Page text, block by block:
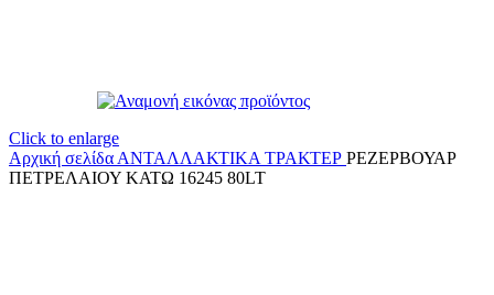
Click to enlarge
Αρχική σελίδα ΑΝΤΑΛΛΑΚΤΙΚΑ ΤΡΑΚΤΕΡ ΡΕΖΕΡΒΟΥΑΡ
ΠΕΤΡΕΛΑΙΟΥ ΚΑΤΩ 16245 80LT